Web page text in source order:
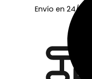
Envío en 24/48